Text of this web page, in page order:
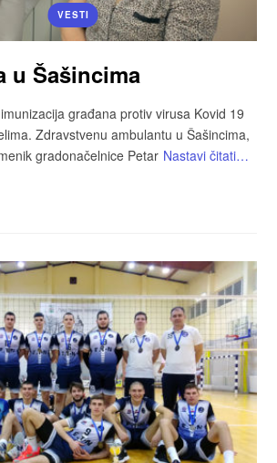
VESTI
u Šašincima
građana protiv virusa Kovid 19
Zdravstvenu ambulantu u Šašincima,
gradonačelnice Petar Nastavi čitati…